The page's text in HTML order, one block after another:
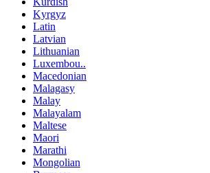
Kyrgyz
Latin
Latvian
Lithuanian
Luxembou..
Macedonian
Malagasy
Malay
Malayalam
Maltese
Maori
Marathi
Mongolian